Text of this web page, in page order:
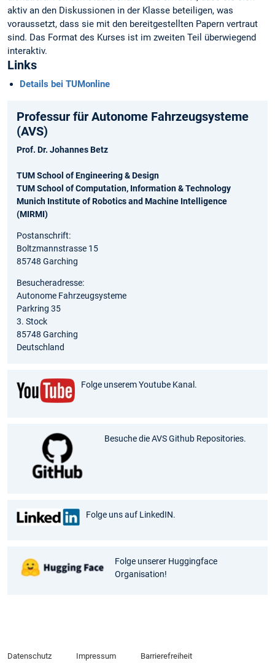
aktiv an den Diskussionen in der Klasse beteiligen, was
voraussetzt, dass sie mit den bereitgestellten Papern vertraut
sind. Das Format des Kurses ist im zweiten Teil überwiegend
interaktiv.
Links
Details bei TUMonline
Professur für Autonome Fahrzeugsysteme
(AVS)
Prof. Dr. Johannes Betz
TUM School of Engineering & Design
TUM School of Computation, Information & Technology
Munich Institute of Robotics and Machine Intelligence
(MIRMI)
Postanschrift:
Boltzmannstrasse 15
85748 Garching
Besucheradresse:
Autonome Fahrzeugsysteme
Parkring 35
3. Stock
85748 Garching
Deutschland
Folge unserem Youtube Kanal.
Besuche die AVS Github Repositories.
Folge uns auf LinkedIN.
Folge unserer Huggingface
Organisation!
Datenschutz Impressum Barrierefreiheit